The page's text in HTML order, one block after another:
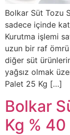
Bolkar Süt Tozu
sadece içinde
Kurutma işlemi
uzun bir raf
diğer süt
yağsız olmak
Palet 25 Kg […]
Bolkar
Kg % 40